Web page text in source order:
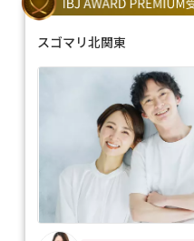
スゴマリ北関東